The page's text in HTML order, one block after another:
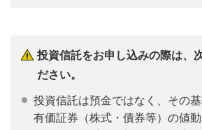
投資信託をお申し込みの際は、
ださい。
投資信託は預金ではなく、その
有価証券（株式・債券等）の値